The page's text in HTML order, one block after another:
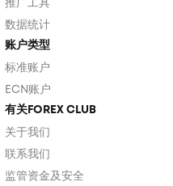
推广工具
数据统计
账户类型
标准账户
ECN账户
有关FOREX CLUB
关于我们
联系我们
监管资金及安全